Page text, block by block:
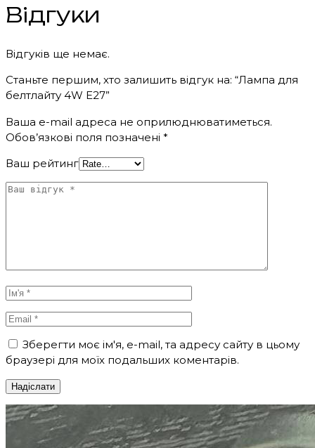
Відгуки
Відгуків ще немає.
Станьте першим, хто залишить відгук на: “Лампа для
белтлайту 4W E27”
Ваша e-mail адреса не оприлюднюватиметься.
Обов’язкові поля позначені *
Ваш рейтинг
Зберегти моє ім'я, e-mail, та адресу сайту в цьому
браузері для моїх подальших коментарів.